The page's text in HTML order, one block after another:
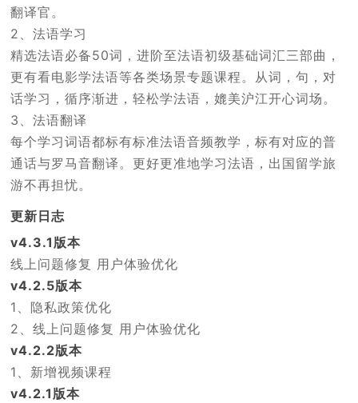
翻译官。
2、法语学习
精选法语必备50词，进阶至法语初级基础词汇三部曲，
更有看电影学法语等各类场景专题课程。从词，句，对
话学习，循序渐进，轻松学法语，媲美沪江开心词场。
3、法语翻译
每个学习词语都标有标准法语音频教学，标有对应的普
通话与罗马音翻译。更好更准地学习法语，出国留学旅
游不再担忧。
更新日志
v4.3.1版本
线上问题修复 用户体验优化
v4.2.5版本
1、隐私政策优化
2、线上问题修复 用户体验优化
v4.2.2版本
1、新增视频课程
v4.2.1版本